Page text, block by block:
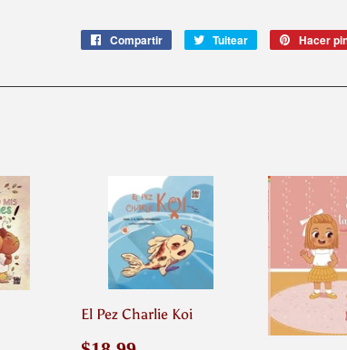
Compartir
CompartirTuitear
Tuitear Hacer
El Pez Charlie Koi